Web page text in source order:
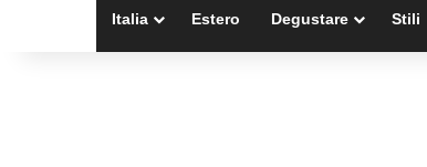
Italia Estero Degustare Stili